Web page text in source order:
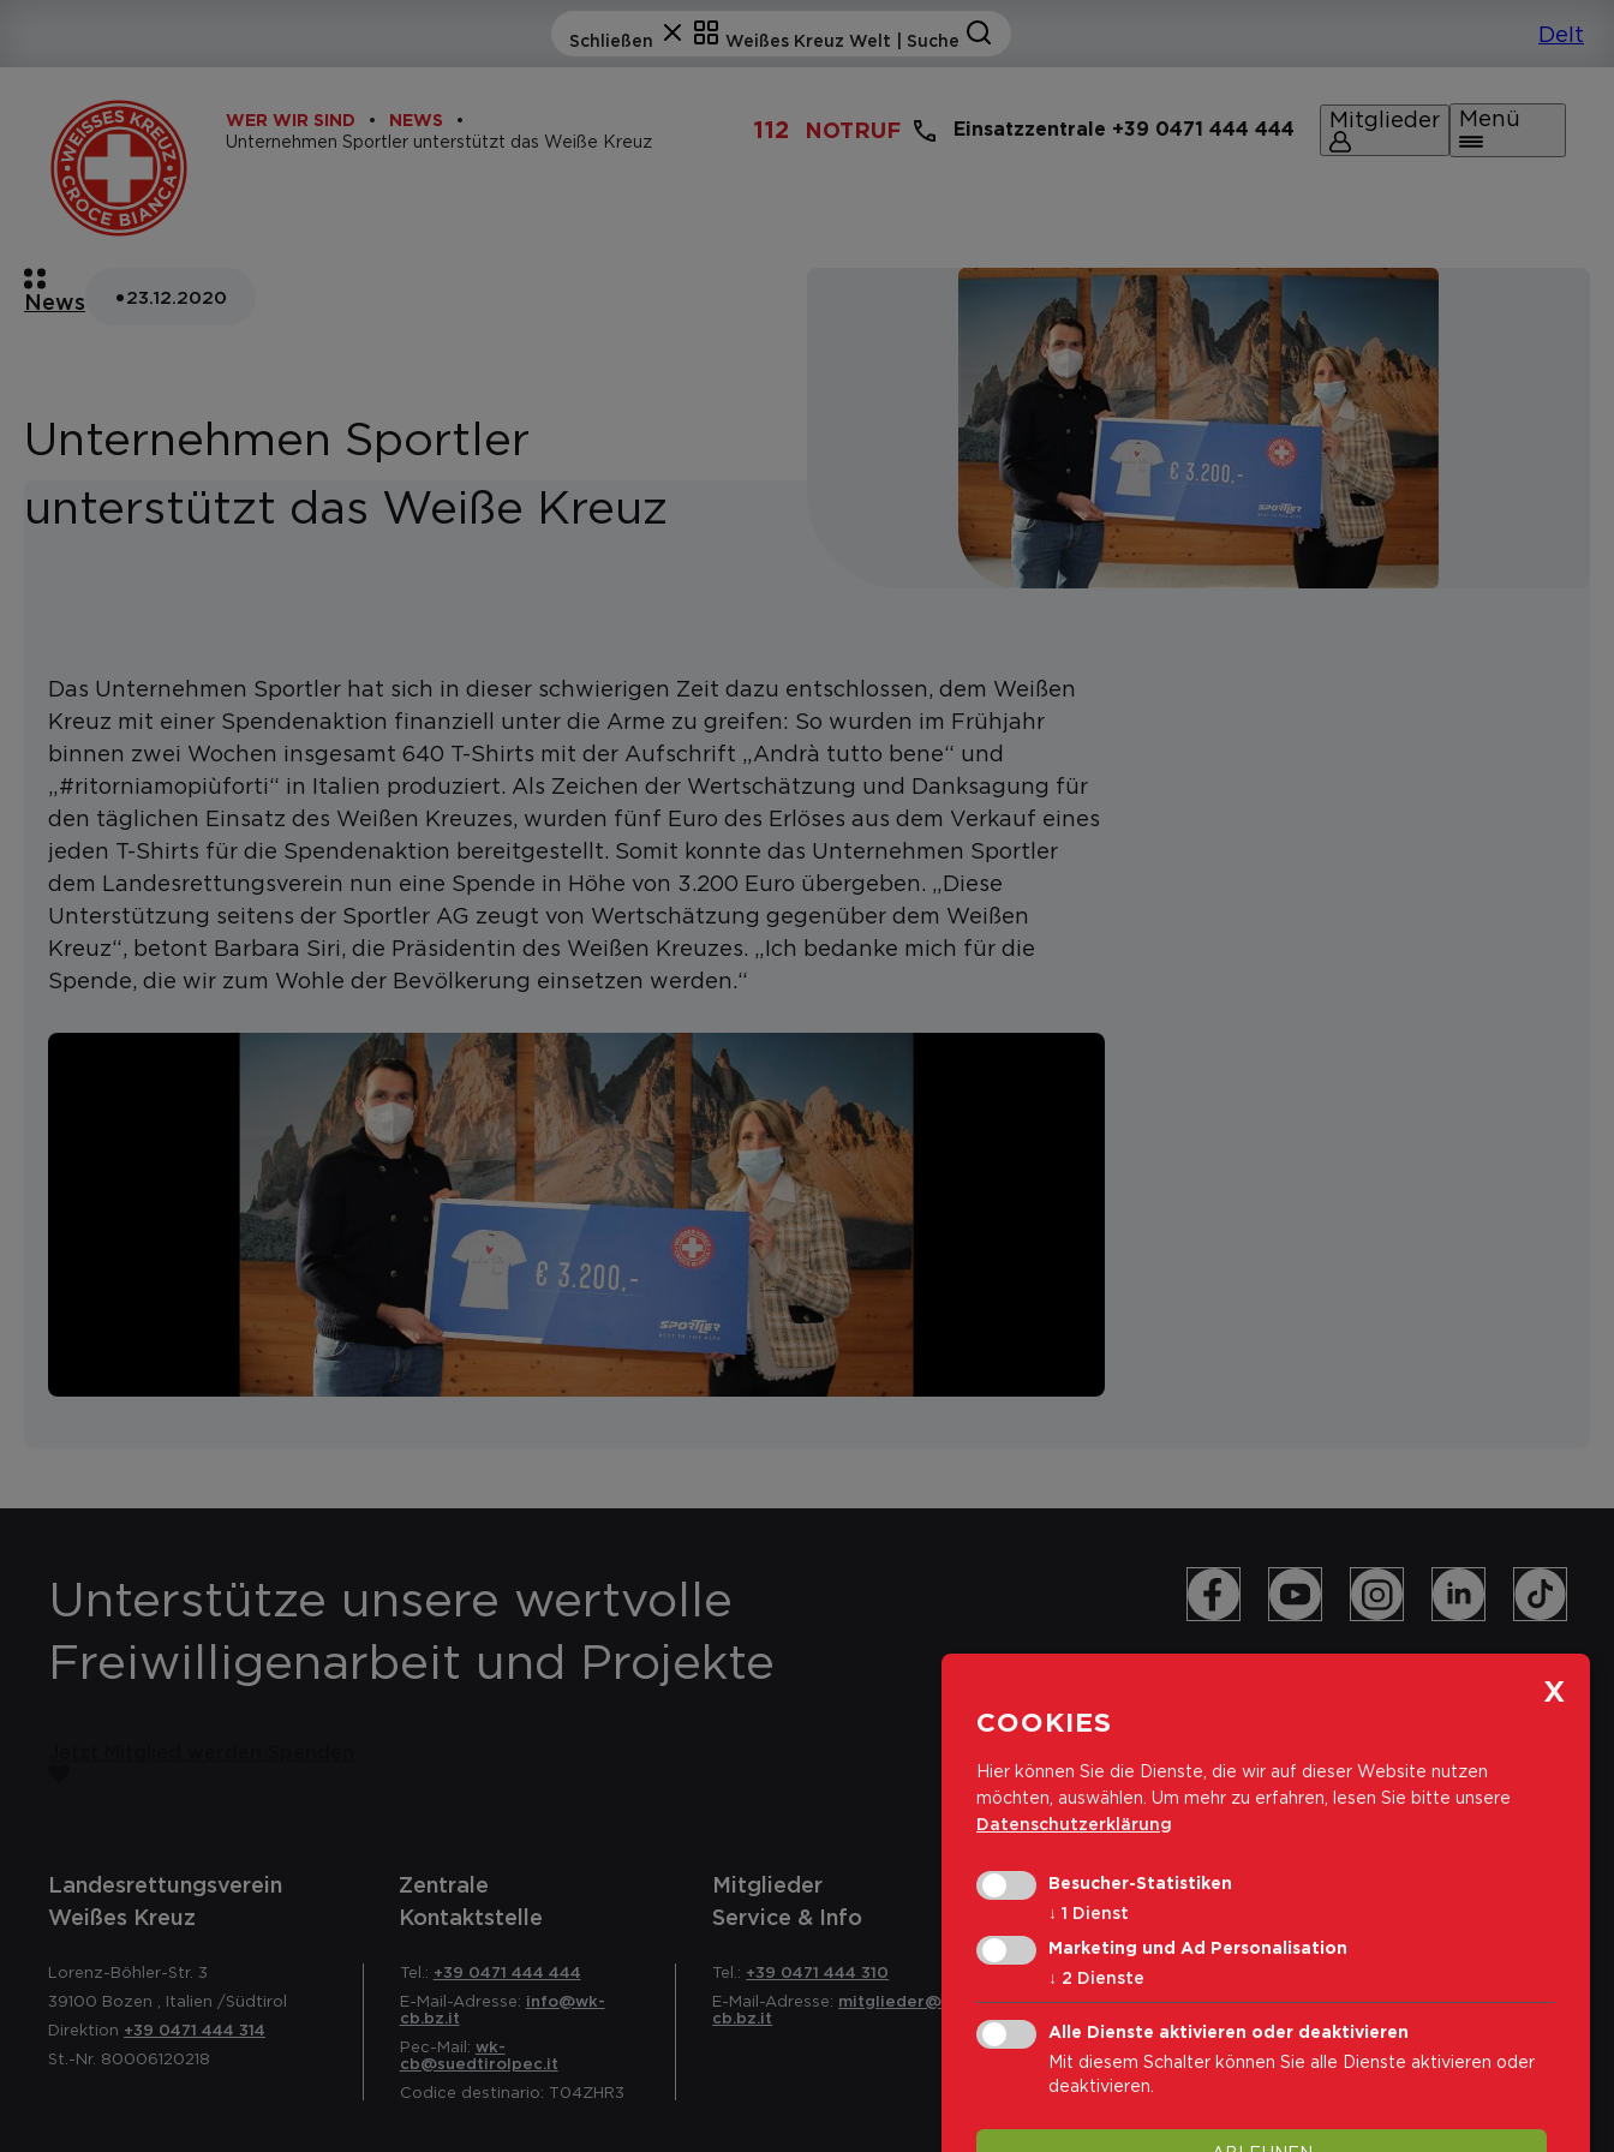
WER WIR SIND NEWS
​Unternehmen Sportler unterstützt das Weiße Kreuz 112 NOTRUF Einsatzzentrale +39 0471 444 444 Mitglieder Menü
News •23.12.2020
​Unternehmen Sportler
unterstützt das Weiße Kreuz
Das Unternehmen Sportler hat sich in dieser schwierigen Zeit dazu entschlossen, dem Weißen
Kreuz mit einer Spendenaktion finanziell unter die Arme zu greifen: So wurden im Frühjahr
binnen zwei Wochen insgesamt 640 T-Shirts mit der Aufschrift „Andrà tutto bene“ und
„#ritorniamopiùforti“ in Italien produziert. Als Zeichen der Wertschätzung und Danksagung für
den täglichen Einsatz des Weißen Kreuzes, wurden fünf Euro des Erlöses aus dem Verkauf eines
jeden T-Shirts für die Spendenaktion bereitgestellt. Somit konnte das Unternehmen Sportler
dem Landesrettungsverein nun eine Spende in Höhe von 3.200 Euro übergeben. „Diese
Unterstützung seitens der Sportler AG zeugt von Wertschätzung gegenüber dem Weißen
Kreuz“, betont Barbara Siri, die Präsidentin des Weißen Kreuzes. „Ich bedanke mich für die
Spende, die wir zum Wohle der Bevölkerung einsetzen werden.“
Unterstütze unsere wertvolle
Freiwilligenarbeit und Projekte
Landesrettungsverein
Weißes Kreuz
Lorenz-Böhler-Str. 3
39100 Bozen Italien /Südtirol
Direktion +39 0471 444 314
St.-Nr. 80006120218
Zentrale
Kontaktstelle
Tel.: +39 0471 444 444
E-Mail-Adresse: info@wk-
cb.bz.it
Pec-Mail: wk-
cb@suedtirolpec.it
Codice destinario: T04ZHR3
Mitglieder
Service & Info
Tel.: +39 0471 444 310
E-Mail-Adresse: mitglieder@wk-
cb.bz.it
E-Mail-Adresse
Ich akzeptiere diePrivacybestimmungen
COOKIES
Hier können Sie die Dienste, die wir auf dieser Website nutzen
möchten, auswählen. Um mehr zu erfahren, lesen Sie bitte unsere
Datenschutzerklärung
Besucher-Statistiken
↓ 1 Dienst
Marketing und Ad Personalisation
↓ 2 Dienste
Alle Dienste aktivieren oder deaktivieren
Mit diesem Schalter können Sie alle Dienste aktivieren oder
deaktivieren.